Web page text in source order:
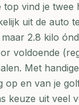
top vind je twee
uit de auto
2.8 kilo
voldoende
Met
op en van je
keuze uit veel